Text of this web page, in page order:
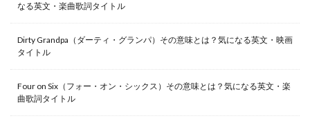
なる英文・楽曲歌詞タイトル
Dirty Grandpa（ダーティ・グランパ）その意味とは？気になる英文・映画
タイトル
Four on Six（フォー・オン・シックス）その意味とは？気になる英文・楽
曲歌詞タイトル